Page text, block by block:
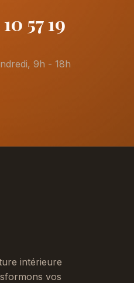
57 19
9h - 18h
intérieure
vos